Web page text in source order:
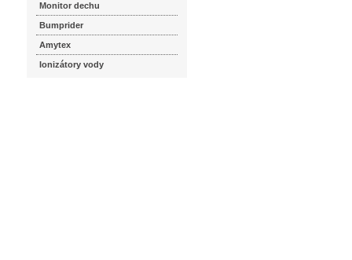
Monitor dechu
Bumprider
Amytex
Ionizátory vody